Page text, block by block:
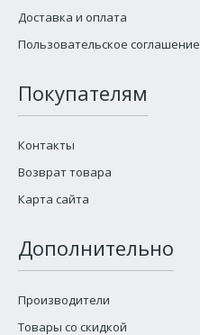
Доставка и оплата
Пользовательское соглашение
Покупателям
Контакты
Возврат товара
Карта сайта
Дополнительно
Производители
Товары со скидкой